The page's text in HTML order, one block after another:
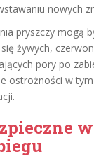
nowych
pryszczy mogą
żywych,
pory po
ostrożności w